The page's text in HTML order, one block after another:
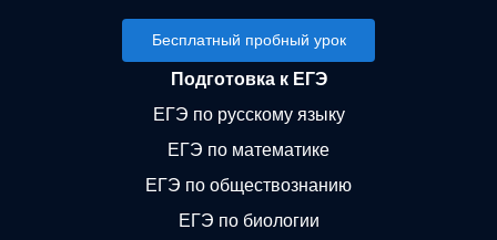
Бесплатный пробный урок
Подготовка к ЕГЭ
ЕГЭ по русскому языку
ЕГЭ по математике
ЕГЭ по обществознанию
ЕГЭ по биологии